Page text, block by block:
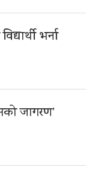
भर्ना
जागरण’